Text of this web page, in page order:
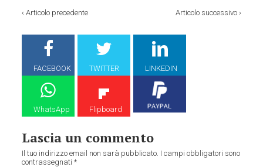
‹Articolo precedente Articolo successivo›
FACEBOOK TWITTER LINKEDIN
WhatsApp Flipboard
Lascia un commento
Il tuo indirizzo email non sarà pubblicato. I campi obbligatori sono
contrassegnati*